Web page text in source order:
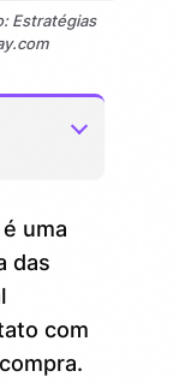
Estratégias
uma
das
com